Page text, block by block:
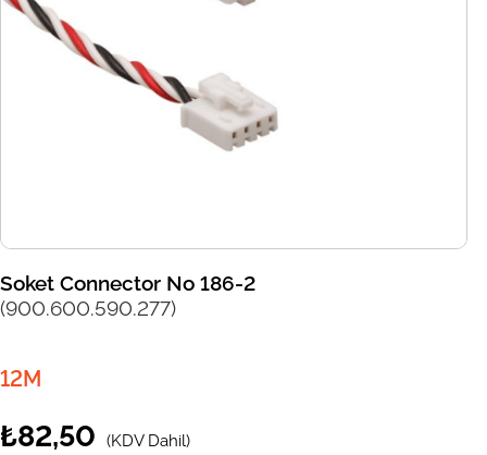
Soket Connector No 186-2
(900.600.590.277)
12M
₺82,50 (KDV Dahil)